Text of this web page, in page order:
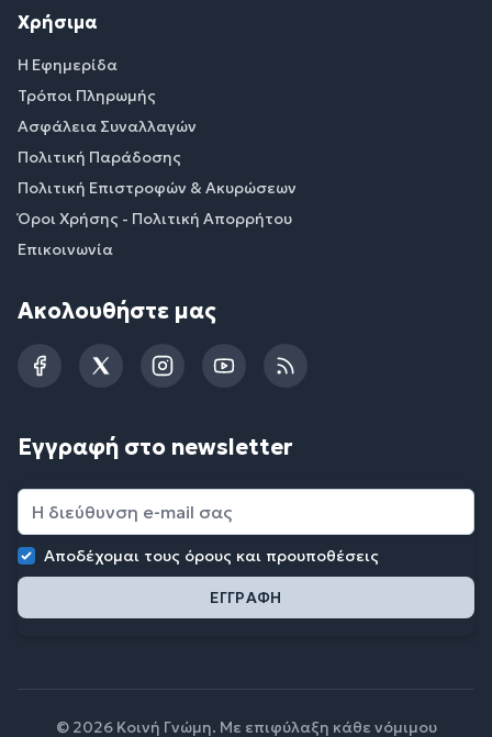
Χρήσιμα
Η Εφημερίδα
Τρόποι Πληρωμής
Ασφάλεια Συναλλαγών
Πολιτική Παράδοσης
Πολιτική Επιστροφών & Ακυρώσεων
Όροι Χρήσης - Πολιτική Απορρήτου
Επικοινωνία
Ακολουθήστε μας
FacebookTwitterInstagramYouTubeRSS
Εγγραφή στο newsletter
Αποδέχομαι τους όρους και προυποθέσεις
© 2026 Κοινή Γνώμη. Με επιφύλαξη κάθε νόμιμου